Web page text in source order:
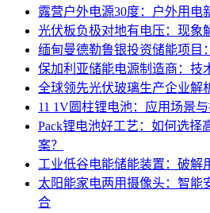
露营户外电源30度：户外用电
光伏板负极对地有电压：现象
缅甸曼德勒鲁银投资储能项目
保加利亚储能电源制造商：技
全球领先光伏玻璃生产企业解
11 1V圆柱锂电池：应用场景
Pack锂电池好工艺：如何选择
案？
工业低谷电能储能装置：破解
太阳能家电两用摄像头：智能
合